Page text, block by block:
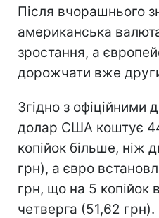
Після вчорашнього
американська
зростання, а
дорожчати вже
Згідно з офіційними
долар США коштує
копійок більше, ніж
грн), а євро
грн, що на 5 копійок
четверга (51,62 грн).